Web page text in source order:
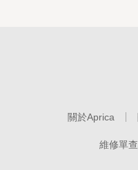
關於Aprica
維修單